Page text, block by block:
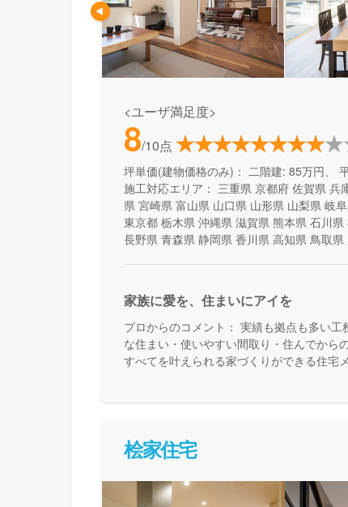
<ユーザ満足度>
8/10点
坪単価(建物価格のみ)： 二階建: 85万円、
施工対応エリア： 三重県 京都府 佐賀県 兵
県 宮崎県 富山県 山口県 山形県 山梨県 岐
東京都 栃木県 沖縄県 滋賀県 熊本県 石川県
長野県 青森県 静岡県 香川県 高知県 鳥取県
家族に愛を、住まいにアイを
プロからのコメント： 実績も拠点も多い工
な住まい・使いやすい間取り・住んでから
すべてを叶えられる家づくりができる住宅
桧家住宅